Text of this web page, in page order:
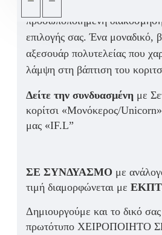
στο χέρι με
προσωποποιημένη
επιλογής σας. Ένα μοναδικό,
αξεσουάρ πολυτελείας που
λάμψη στη βάπτιση του
Δείτε την συνδυασμένη με
κορίτσι «Μονόκερος/
μας «IF.L”
ΣΕ ΣΥΝΔΥΑΣΜΟ με
τιμή διαμορφώνεται με
Δημιουργούμε και το δικό
πρωτότυπο ΧΕΙΡΟΠΟΙΗΤΟ